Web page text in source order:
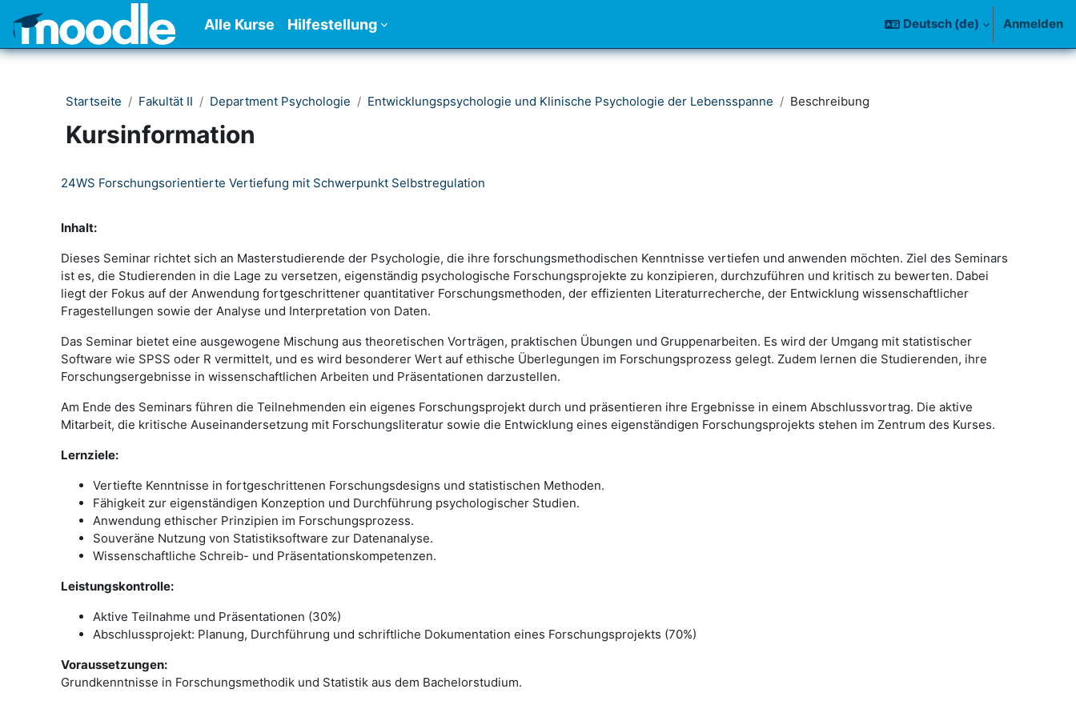
Alle Kurse Hilfestellung Deutsch ‎(de)‎ Anmelden
Startseite Fakultät II Department Psychologie Entwicklungspsychologie und Klinische Psychologie der Lebensspanne Beschreibung
Kursinformation
24WS Forschungsorientierte Vertiefung mit Schwerpunkt Selbstregulation
Inhalt:
Dieses Seminar richtet sich an Masterstudierende der Psychologie, die ihre forschungsmethodischen Kenntnisse vertiefen und anwenden möchten. Ziel des Seminars
ist es, die Studierenden in die Lage zu versetzen, eigenständig psychologische Forschungsprojekte zu konzipieren, durchzuführen und kritisch zu bewerten. Dabei
liegt der Fokus auf der Anwendung fortgeschrittener quantitativer Forschungsmethoden, der effizienten Literaturrecherche, der Entwicklung wissenschaftlicher
Fragestellungen sowie der Analyse und Interpretation von Daten.
Das Seminar bietet eine ausgewogene Mischung aus theoretischen Vorträgen, praktischen Übungen und Gruppenarbeiten. Es wird der Umgang mit statistischer
Software wie SPSS oder R vermittelt, und es wird besonderer Wert auf ethische Überlegungen im Forschungsprozess gelegt. Zudem lernen die Studierenden, ihre
Forschungsergebnisse in wissenschaftlichen Arbeiten und Präsentationen darzustellen.
Am Ende des Seminars führen die Teilnehmenden ein eigenes Forschungsprojekt durch und präsentieren ihre Ergebnisse in einem Abschlussvortrag. Die aktive
Mitarbeit, die kritische Auseinandersetzung mit Forschungsliteratur sowie die Entwicklung eines eigenständigen Forschungsprojekts stehen im Zentrum des Kurses.
Lernziele:
Vertiefte Kenntnisse in fortgeschrittenen Forschungsdesigns und statistischen Methoden.
Fähigkeit zur eigenständigen Konzeption und Durchführung psychologischer Studien.
Anwendung ethischer Prinzipien im Forschungsprozess.
Souveräne Nutzung von Statistiksoftware zur Datenanalyse.
Wissenschaftliche Schreib- und Präsentationskompetenzen.
Leistungskontrolle:
Aktive Teilnahme und Präsentationen (30%)
Abschlussprojekt: Planung, Durchführung und schriftliche Dokumentation eines Forschungsprojekts (70%)
Voraussetzungen:
Grundkenntnisse in Forschungsmethodik und Statistik aus dem Bachelorstudium.